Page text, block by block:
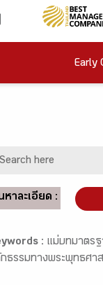
Early
หาละเอียด :
: แม่บทมาตรฐ
ธรรมทางพระพุทธศาส